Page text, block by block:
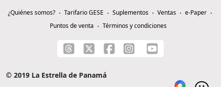
¿Quiénes somos? Tarifario GESE Suplementos Ventas
e-Paper
Puntos de venta
Términos y condiciones
© 2019 La Estrella de Panamá